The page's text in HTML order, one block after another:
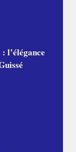
l’élégance